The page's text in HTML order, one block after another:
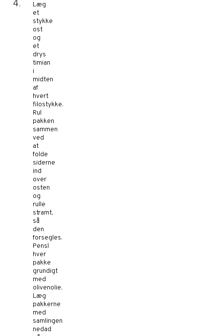
Læg
et
stykke
ost
og
et
drys
timian
i
midten
af
hvert
filostykke.
Rul
pakken
sammen
ved
at
folde
siderne
ind
over
osten
og
rulle
stramt,
så
den
forsegles.
Pensl
hver
pakke
grundigt
med
olivenolie.
Læg
pakkerne
med
samlingen
nedad